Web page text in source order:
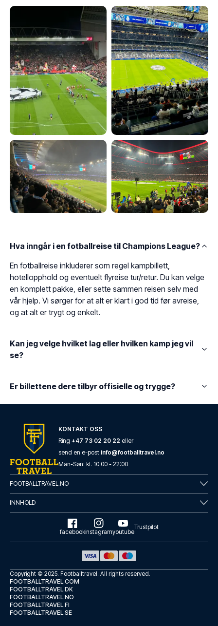
Hva inngår i en fotballreise til Champions League?
En fotballreise inkluderer som regel kampbillett,
hotellopphold og eventuelt flyreise tur/retur. Du kan velge
en komplett pakke, eller sette sammen reisen selv med
vår hjelp. Vi sørger for at alt er klart i god tid før avreise,
og at alt er trygt og enkelt.
Kan jeg velge hvilket lag eller hvilken kamp jeg vil
se?
Er billettene dere tilbyr offisielle og trygge?
KONTAKT OSS
Ring +47 73 02 20 22 eller
send en e-post info@footballtravel.no
Man-Søn: kl. 10:00 - 22:00
FOOTBALLTRAVEL.NO
INNHOLD
facebookinstagramyoutube
Trustpilot
Copyright © 2025. Footballtravel. All rights reserved.
FOOTBALLTRAVEL.COM
FOOTBALLTRAVEL.DK
FOOTBALLTRAVEL.NO
FOOTBALLTRAVEL.FI
FOOTBALLTRAVEL.SE